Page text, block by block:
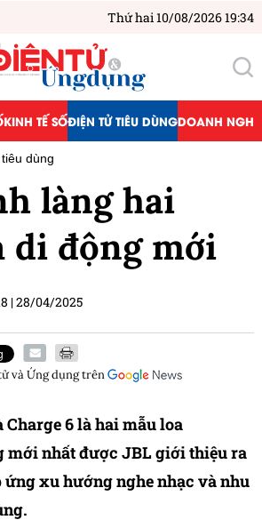
Thứ hai 10/08/2026 19:34
KINH TẾ SỐĐIỆN TỬ TIÊU DÙNGDOANH
dùng
làng hai
di động mới
|28/04/2025
và Ứng dụngtrên
Charge 6 là hai mẫu loa
mới nhất được JBL giới thiệu ra
xu hướng nghe nhạc và nhu